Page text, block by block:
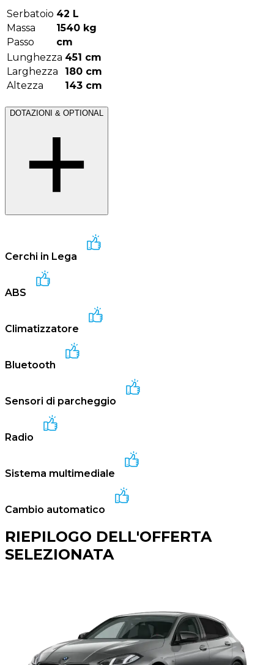
Serbatoio 42 L
Massa
1540 kg
Passo
cm
Lunghezza 451 cm
Larghezza
180 cm
Altezza
143 cm
DOTAZIONI & OPTIONAL
Cerchi in Lega
ABS
Climatizzatore
Bluetooth
Sensori di parcheggio
Radio
Sistema multimediale
Cambio automatico
RIEPILOGO DELL'OFFERTA
SELEZIONATA